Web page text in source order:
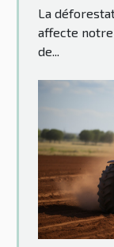
La
affecte notre
de...